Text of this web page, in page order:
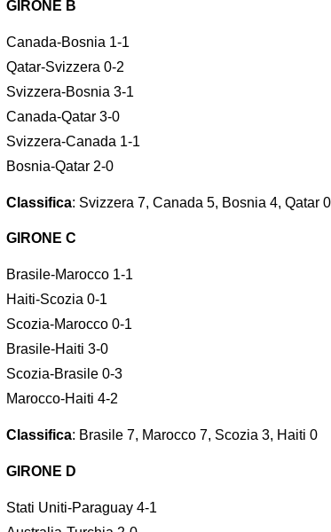
GIRONE B
Canada-Bosnia 1-1
Qatar-Svizzera 0-2
Svizzera-Bosnia 3-1
Canada-Qatar 3-0
Svizzera-Canada 1-1
Bosnia-Qatar 2-0
Classifica: Svizzera 7, Canada 5, Bosnia 4, Qatar 0
GIRONE C
Brasile-Marocco 1-1
Haiti-Scozia 0-1
Scozia-Marocco 0-1
Brasile-Haiti 3-0
Scozia-Brasile 0-3
Marocco-Haiti 4-2
Classifica: Brasile 7, Marocco 7, Scozia 3, Haiti 0
GIRONE D
Stati Uniti-Paraguay 4-1